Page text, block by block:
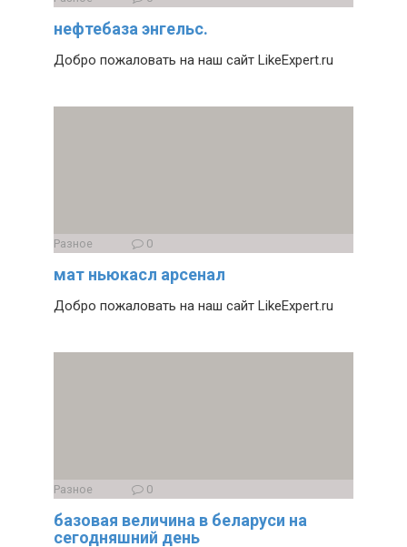
нефтебаза энгельс.
Добро пожаловать на наш сайт LikeExpert.ru
Разное 0
мат ньюкасл арсенал
Добро пожаловать на наш сайт LikeExpert.ru
Разное 0
базовая величина в беларуси на
сегодняшний день